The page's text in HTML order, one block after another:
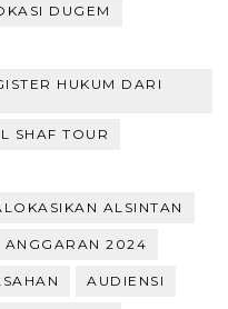
DUGEM
HUKUM DARI
SHAF TOUR
ALSINTAN
ANGGARAN 2024
AUDIENSI